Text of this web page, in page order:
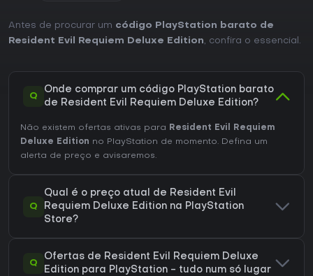
Antes de procurar um código PlayStation barato de
Resident Evil Requiem Deluxe Edition, confira o essencial.
Q
Onde comprar um código PlayStation barato
de Resident Evil Requiem Deluxe Edition?
Não existem ofertas ativas para Resident Evil Requiem
Deluxe Edition no PlayStation de momento. Defina um
alerta de preço e avisaremos.
Q
Qual é o preço atual de Resident Evil
Requiem Deluxe Edition na PlayStation
Store?
Q
Ofertas de Resident Evil Requiem Deluxe
Edition para PlayStation - tudo num só lugar